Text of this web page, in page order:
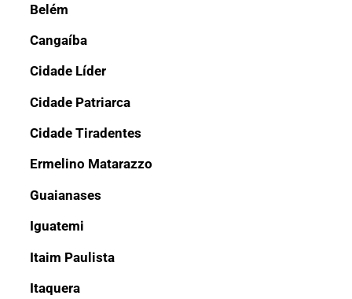
Belém
Cangaíba
Cidade Líder
Cidade Patriarca
Cidade Tiradentes
Ermelino Matarazzo
Guaianases
Iguatemi
Itaim Paulista
Itaquera